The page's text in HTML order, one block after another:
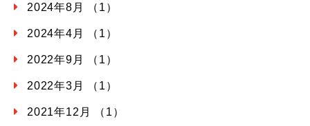
2024年8月 （1）
2024年4月 （1）
2022年9月 （1）
2022年3月 （1）
2021年12月 （1）